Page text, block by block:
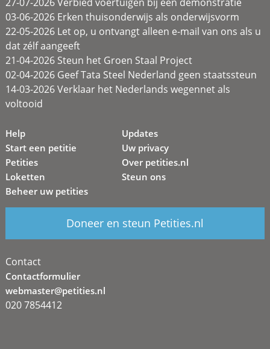
03-06-2026 Erken thuisonderwijs als onderwijsvorm
22-05-2026 Let op, u ontvangt alleen e-mail van ons als u
dat zélf aangeeft
21-04-2026 Steun het Groen Staal Project
02-04-2026 Geef Tata Steel Nederland geen staatssteun
14-03-2026 Verklaar het Nederlands wegennet als
voltooid
Help
Start een petitie
Petities
Loketten
Beheer uw petities
Updates
Uw privacy
Over petities.nl
Steun ons
Doneer en steun Petities.nl
Contact
Contactformulier
webmaster@petities.nl
020 7854412